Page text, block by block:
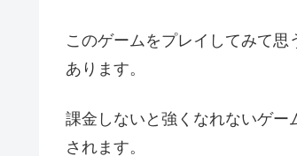
このゲームをプレイしてみて
あります。
課金しないと強くなれないゲー
されます。